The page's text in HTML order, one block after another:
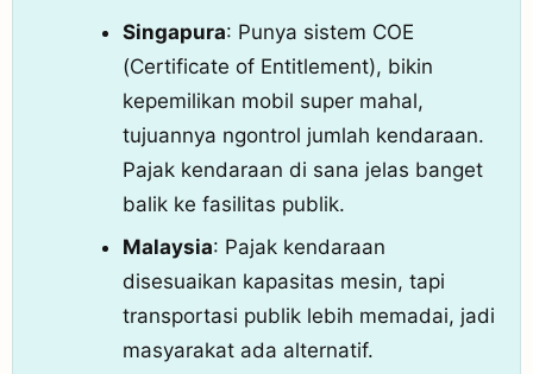
Singapura: Punya sistem COE
(Certificate of Entitlement), bikin
kepemilikan mobil super mahal,
tujuannya ngontrol jumlah kendaraan.
Pajak kendaraan di sana jelas banget
balik ke fasilitas publik.
Malaysia: Pajak kendaraan
disesuaikan kapasitas mesin, tapi
transportasi publik lebih memadai, jadi
masyarakat ada alternatif.